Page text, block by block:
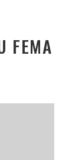
FEMA